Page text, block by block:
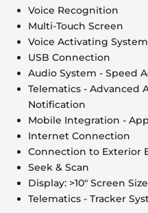
Voice Recognition
Multi-Touch Screen
Voice Activating System
USB Connection
Audio System - Speed
Telematics - Advanced
Notification
Mobile Integration -
Internet Connection
Connection to Exterior
Seek & Scan
Display: >10" Screen Size
Telematics - Tracker